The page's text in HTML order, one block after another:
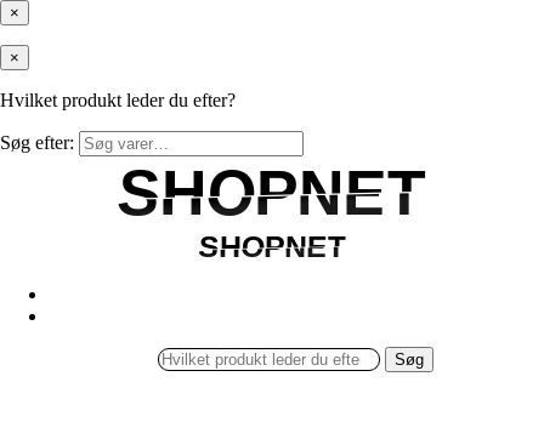
×
×
Hvilket produkt leder du efter?
Søg efter:
SHOPNET
SHOPNET
SHOPNET
SHOPNET
Søg